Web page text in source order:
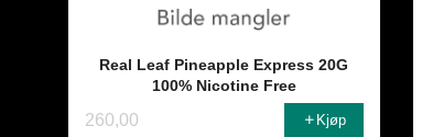
Real Leaf Pineapple Express 20G
100% Nicotine Free
260,00 Kjøp